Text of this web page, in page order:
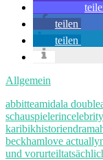
teilen
teilen
Allgemein
abbitteamidala double
schauspielerin
karibikhistoriendrama
beckhamlove actually
und vorurteil